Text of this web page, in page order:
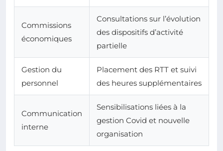
Commissions
économiques
Consultations sur l’évolution
des dispositifs d’activité
partielle
Gestion du
personnel
Placement des RTT et suivi
des heures supplémentaires
Communication
interne
Sensibilisations liées à la
gestion Covid et nouvelle
organisation